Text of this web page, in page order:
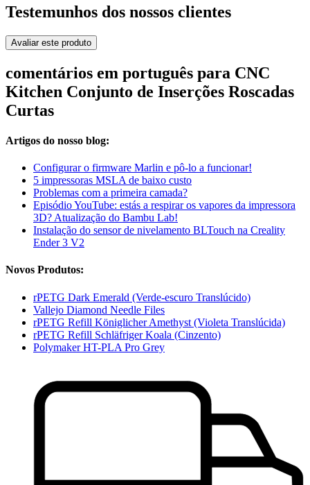
Testemunhos dos nossos clientes
Avaliar este produto
comentários em português para CNC
Kitchen Conjunto de Inserções Roscadas
Curtas
Artigos do nosso blog:
Configurar o firmware Marlin e pô-lo a funcionar!
5 impressoras MSLA de baixo custo
Problemas com a primeira camada?
Episódio YouTube: estás a respirar os vapores da impressora
3D? Atualização do Bambu Lab!
Instalação do sensor de nivelamento BLTouch na Creality
Ender 3 V2
Novos Produtos:
rPETG Dark Emerald (Verde-escuro Translúcido)
Vallejo Diamond Needle Files
rPETG Refill Königlicher Amethyst (Violeta Translúcida)
rPETG Refill Schläfriger Koala (Cinzento)
Polymaker HT-PLA Pro Grey